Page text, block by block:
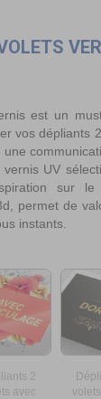
est un
vos dépliants
UV
sur le
permet de
instants.
2
avec